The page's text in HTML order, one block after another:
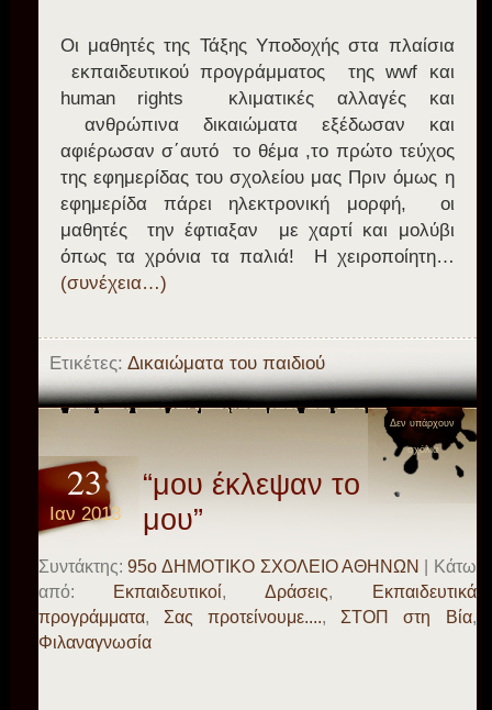
Οι μαθητές της Τάξης Υποδοχής στα πλαίσια
εκπαιδευτικού προγράμματος της wwf και
human rights κλιματικές αλλαγές και
ανθρώπινα δικαιώματα εξέδωσαν και
αφιέρωσαν σ΄αυτό το θέμα ,το πρώτο τεύχος
της εφημερίδας του σχολείου μας Πριν όμως η
εφημερίδα πάρει ηλεκτρονική μορφή, οι
μαθητές την έφτιαξαν με χαρτί και μολύβι
όπως τα χρόνια τα παλιά! Η χειροποίητη…
(συνέχεια…)
Ετικέτες: Δικαιώματα του παιδιού
Δεν υπάρχουν
σχόλια
23
Ιαν 2013
“μου έκλεψαν το όνομά
μου”
Συντάκτης: 95o ΔΗΜΟΤΙΚΟ ΣΧΟΛΕΙΟ ΑΘΗΝΩΝ
| Κάτω
από:
Eκπαιδευτικοί, Δράσεις,
Εκπαιδευτικά
προγράμματα, Σας προτείνουμε...., ΣΤΟΠ στη Βία,
Φιλαναγνωσία